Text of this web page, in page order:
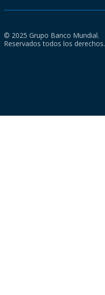
© 2025 Grupo Banco Mundial.
Reservados todos los derechos.